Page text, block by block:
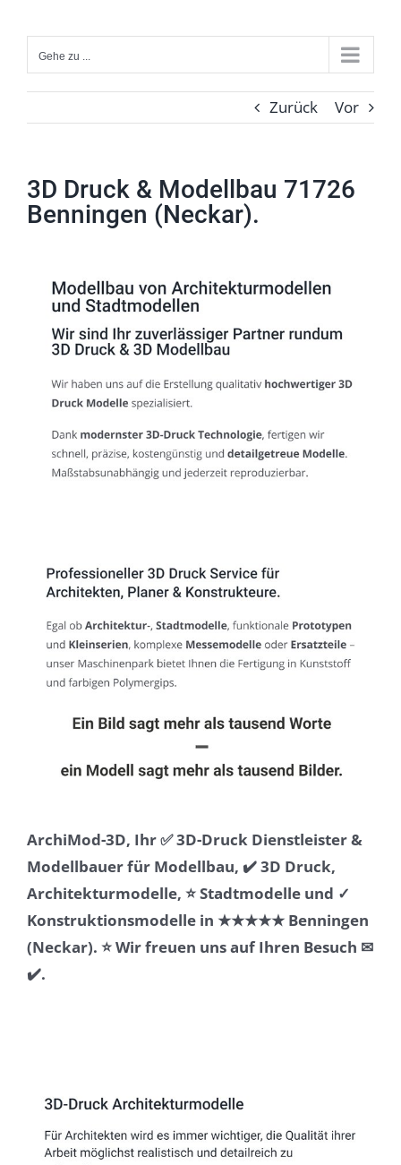
Inhalt
springenGehe zu ...
Zurück Vor
3D Druck & Modellbau 71726
Benningen (Neckar).
ArchiMod-3D, Ihr ✅ 3D-Druck Dienstleister &
Modellbauer für Modellbau, ✔️ 3D Druck,
Architekturmodelle, ⭐ Stadtmodelle und ✓
Konstruktionsmodelle in ★★★★★ Benningen
(Neckar). ⭐ Wir freuen uns auf Ihren Besuch ✉
✔️.